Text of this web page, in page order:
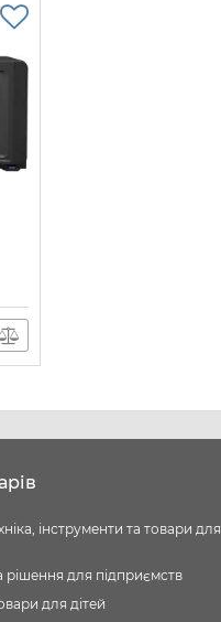
інструменти та товари для
рішення для підприємств
для дітей